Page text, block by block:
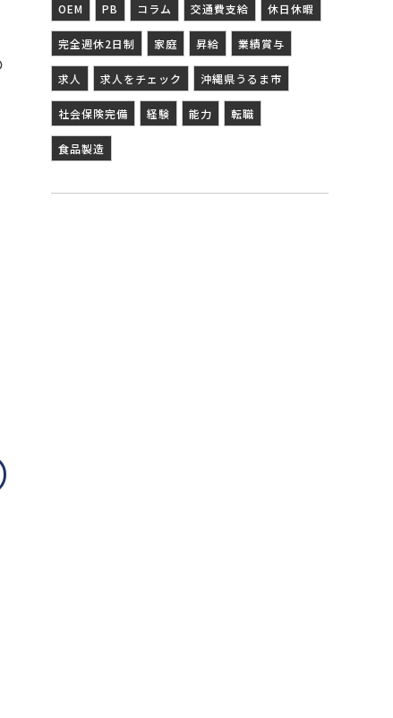
OEM PB コラム 交通費支給 休日休暇
完全週休2日制 家庭 昇給 業績賞与
求人 求人をチェック 沖縄県うるま市
社会保険完備 経験 能力 転職
食品製造